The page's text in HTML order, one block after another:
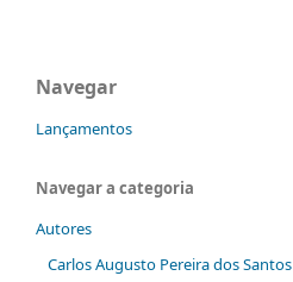
Navegar
Lançamentos
Navegar a categoria
Autores
Carlos Augusto Pereira dos Santos